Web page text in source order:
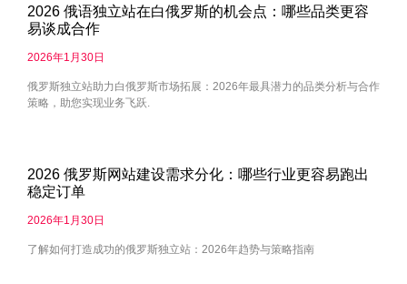
2026 俄语独立站在白俄罗斯的机会点：哪些品类更容
易谈成合作
2026年1月30日
俄罗斯独立站助力白俄罗斯市场拓展：2026年最具潜力的品类分析与合作
策略，助您实现业务飞跃.
2026 俄罗斯网站建设需求分化：哪些行业更容易跑出
稳定订单
2026年1月30日
了解如何打造成功的俄罗斯独立站：2026年趋势与策略指南